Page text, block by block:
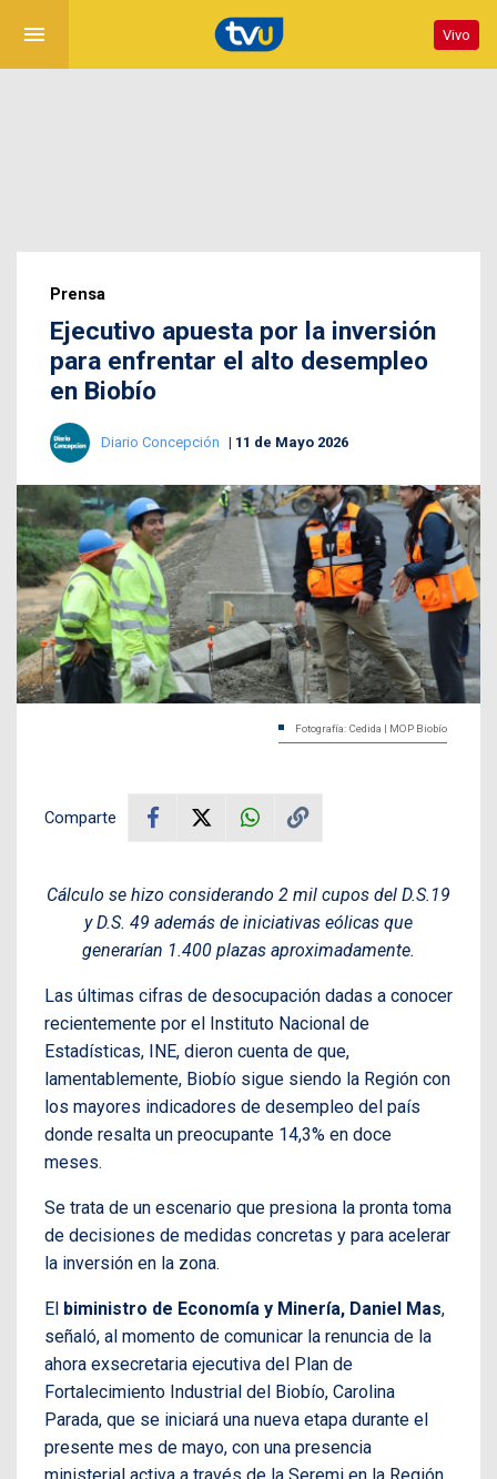
menu Vivo
Prensa
Ejecutivo apuesta por la inversión
para enfrentar el alto desempleo
en Biobío
Diario Concepción 11 de Mayo 2026
Fotografía: Cedida | MOP Biobío
Comparte
Cálculo se hizo considerando 2 mil cupos del D.S.19
y D.S. 49 además de iniciativas eólicas que
generarían 1.400 plazas aproximadamente.
Las últimas cifras de desocupación dadas a conocer
recientemente por el Instituto Nacional de
Estadísticas, INE, dieron cuenta de que,
lamentablemente, Biobío sigue siendo la Región con
los mayores indicadores de desempleo del país
donde resalta un preocupante 14,3% en doce
meses.
Se trata de un escenario que presiona la pronta toma
de decisiones de medidas concretas y para acelerar
la inversión en la zona.
El biministro de Economía y Minería, Daniel Mas,
señaló, al momento de comunicar la renuncia de la
ahora exsecretaria ejecutiva del Plan de
Fortalecimiento Industrial del Biobío, Carolina
Parada, que se iniciará una nueva etapa durante el
presente mes de mayo, con una presencia